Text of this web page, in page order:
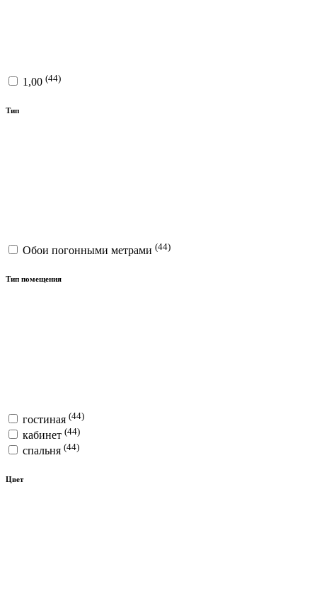
1,00 (44)
Тип
Обои погонными метрами (44)
Тип помещения
гостиная (44)
кабинет (44)
спальня (44)
Цвет